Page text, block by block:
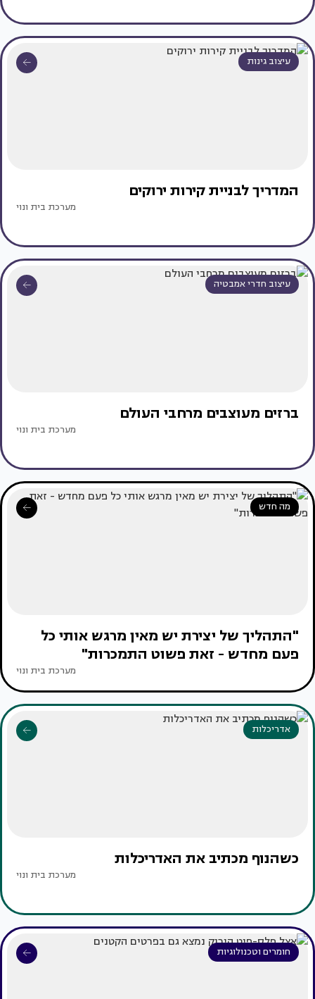
עיצוב גינות
המדריך לבניית קירות ירוקים
מערכת בית ונוי
עיצוב חדרי אמבטיה
ברזים מעוצבים מרחבי העולם
מערכת בית ונוי
מה חדש
"התהליך של יצירת יש מאין מרגש אותי כל
פעם מחדש - זאת פשוט התמכרות"
מערכת בית ונוי
אדריכלות
כשהנוף מכתיב את האדריכלות
מערכת בית ונוי
חומרים וטכנולוגיות